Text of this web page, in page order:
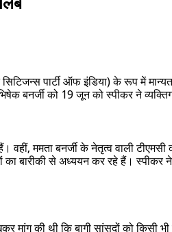
पार्टी ऑफ इंडिया) के रूप में
बनर्जी को 19 जून को स्पीकर ने
ममता बनर्जी के नेतृत्व वाली टीएमसी
बारीकी से अध्ययन कर रहे हैं। स्पीकर ने
की थी कि बागी सांसदों को किसी